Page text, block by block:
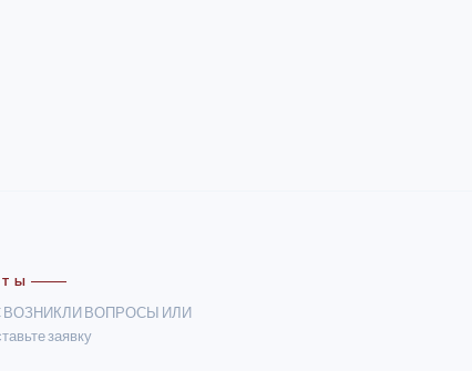
ВОЗНИКЛИ ВОПРОСЫ ИЛИ
заявку